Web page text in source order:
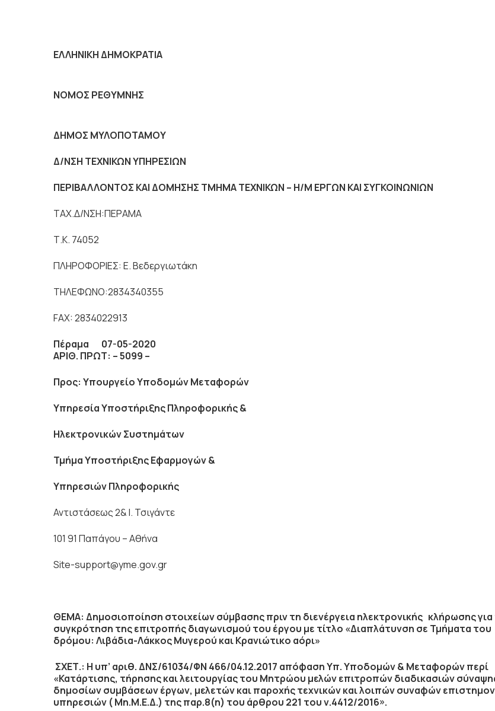
ΕΛΛΗΝΙΚΗ ΔΗΜΟΚΡΑΤΙΑ
ΝΟΜΟΣ ΡΕΘΥΜΝΗΣ
ΔΗΜΟΣ ΜΥΛΟΠΟΤΑΜΟΥ
Δ/ΝΣΗ ΤΕΧΝΙΚΩΝ ΥΠΗΡΕΣΙΩΝ
ΠΕΡΙΒΑΛΛΟΝΤΟΣ ΚΑΙ ΔΟΜΗΣΗΣ ΤΜΗΜΑ ΤΕΧΝΙΚΩΝ – Η/Μ ΕΡΓΩΝ ΚΑΙ ΣΥΓΚΟΙΝΩΝΙΩΝ
ΤΑΧ.Δ/ΝΣΗ:ΠΕΡΑΜΑ
Τ.Κ. 74052
ΠΛΗΡΟΦΟΡΙΕΣ: Ε. Βεδεργιωτάκη
ΤΗΛΕΦΩΝΟ:2834340355
FAX: 2834022913
Πέραμα 07-05-2020
ΑΡΙΘ. ΠΡΩΤ: –5099 –
Προς: Υπουργείο Υποδομών Μεταφορών
Υπηρεσία Υποστήριξης Πληροφορικής &
Ηλεκτρονικών Συστημάτων
Τμήμα Υποστήριξης Εφαρμογών &
Υπηρεσιών Πληροφορικής
Αντιστάσεως 2& Ι. Τσιγάντε
101 91 Παπάγου – Αθήνα
Site-support@yme.gov.gr
ΘΕΜΑ: Δημοσιοποίηση στοιχείων σύμβασης πριν τη διενέργεια ηλεκτρονικής κλήρωσης για
συγκρότηση της επιτροπής διαγωνισμού του έργου με τίτλο «Διαπλάτυνση σε Τμήματα του
δρόμου: Λιβάδια-Λάκκος Μυγερού και Κρανιώτικο αόρι»
ΣΧΕΤ.: Η υπ’ αριθ. ΔΝΣ/61034/ΦΝ 466/04.12.2017 απόφαση Υπ. Υποδομών & Μεταφορών περί
«Κατάρτισης, τήρησης και λειτουργίας του Μητρώου μελών επιτροπών διαδικασιών
δημοσίων συμβάσεων έργων, μελετών και παροχής τεχνικών και λοιπών συναφών
υπηρεσιών ( Μη.Μ.Ε.Δ.) της παρ.8(η) του άρθρου 221 του ν.4412/2016».